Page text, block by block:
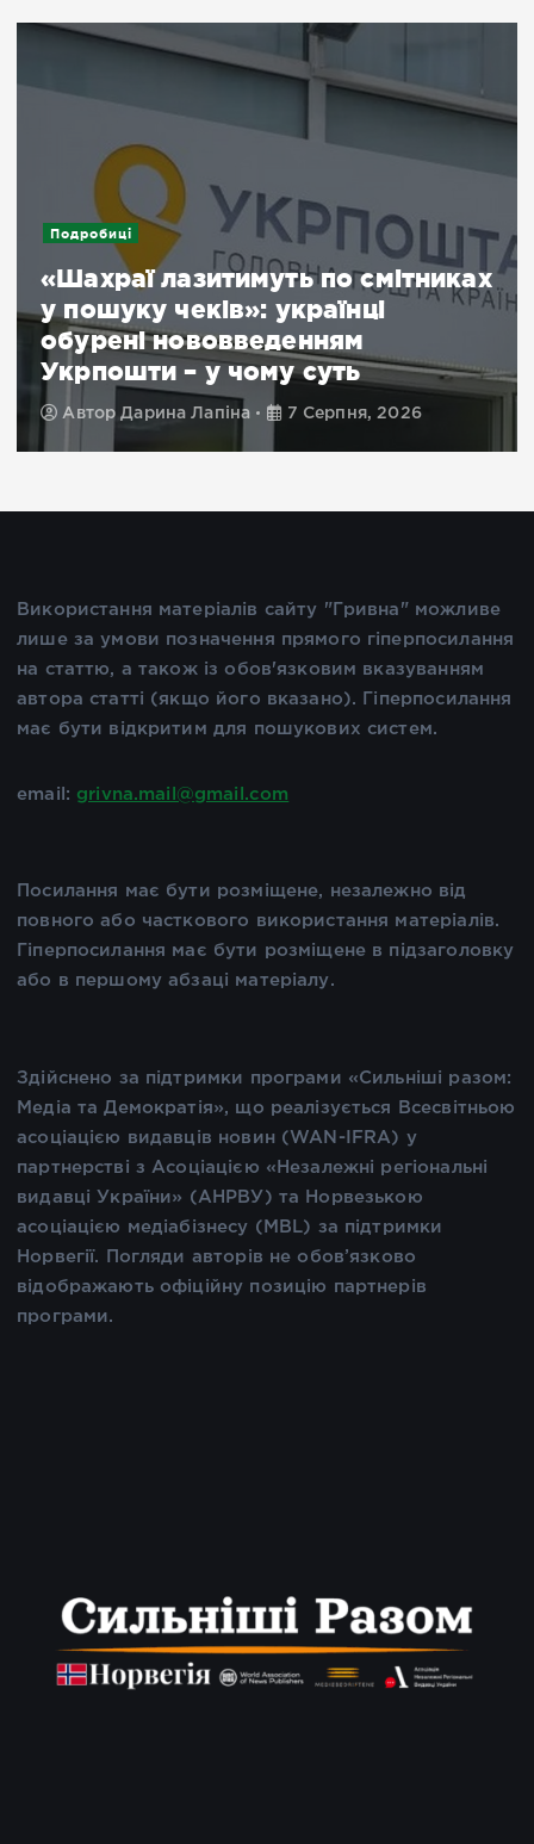
Подробиці
«Шахраї лазитимуть по смітниках
у пошуку чеків»: українці
обурені нововведенням
Укрпошти – у чому суть
АвторДарина Лапіна 7 Серпня, 2026
Використання матеріалів сайту "Гривна" можливе
лише за умови позначення прямого гіперпосилання
на статтю, а також із обов'язковим вказуванням
автора статті (якщо його вказано). Гіперпосилання
має бути відкритим для пошукових систем.
email: grivna.mail@gmail.com
Посилання має бути розміщене, незалежно від
повного або часткового використання матеріалів.
Гіперпосилання має бути розміщене в підзаголовку
або в першому абзаці матеріалу.
Здійснено за підтримки програми «Сильніші разом:
Медіа та Демократія», що реалізується Всесвітньою
асоціацією видавців новин (WAN-IFRA) у
партнерстві з Асоціацією «Незалежні регіональні
видавці України» (АНРВУ) та Норвезькою
асоціацією медіабізнесу (MBL) за підтримки
Норвегії. Погляди авторів не обов’язково
відображають офіційну позицію партнерів
програми.